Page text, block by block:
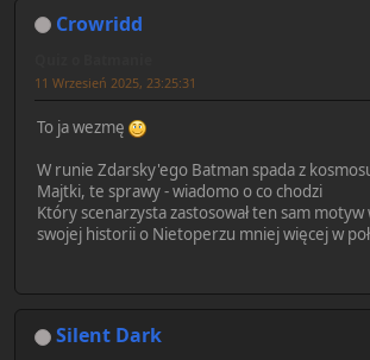
Crowridd
11 Wrzesień 2025, 23:25:31
To ja wezmę
W runie Zdarsky'ego Batman spada z
Majtki, te sprawy - wiadomo o co chodzi
Który scenarzysta zastosował ten sam motyw
swojej historii o Nietoperzu mniej więcej w
Silent Dark